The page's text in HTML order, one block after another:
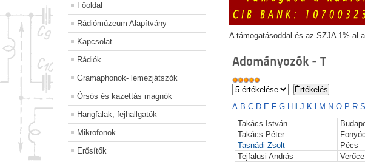
Főoldal
Rádiómúzeum Alapítvány
Kapcsolat
Rádiók
Gramaphonok- lemezjátszók
Órsós és kazettás magnók
Hangfalak, fejhallgatók
Mikrofonok
Erősítők
A támogatásoddal és az SZJA 1%-al
Adományozók - T
A BC D E F G H J K LM NO P R S
Takács István
Takács Péter
Fonyód
Tasnádi Zsolt
Pécs
Tejfalusi András
Verőce